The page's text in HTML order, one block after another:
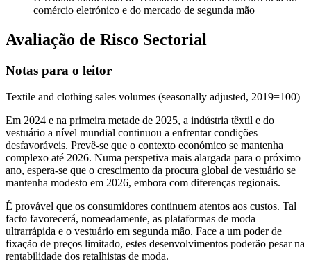
comércio eletrónico e do mercado de segunda mão
Avaliação de Risco Sectorial
Notas para o leitor
Textile and clothing sales volumes (seasonally adjusted, 2019=100)
Em 2024 e na primeira metade de 2025, a indústria têxtil e do
vestuário a nível mundial continuou a enfrentar condições
desfavoráveis. Prevê-se que o contexto económico se mantenha
complexo até 2026. Numa perspetiva mais alargada para o próximo
ano, espera-se que o crescimento da procura global de vestuário se
mantenha modesto em 2026, embora com diferenças regionais.
É provável que os consumidores continuem atentos aos custos. Tal
facto favorecerá, nomeadamente, as plataformas de moda
ultrarrápida e o vestuário em segunda mão. Face a um poder de
fixação de preços limitado, estes desenvolvimentos poderão pesar na
rentabilidade dos retalhistas de moda.